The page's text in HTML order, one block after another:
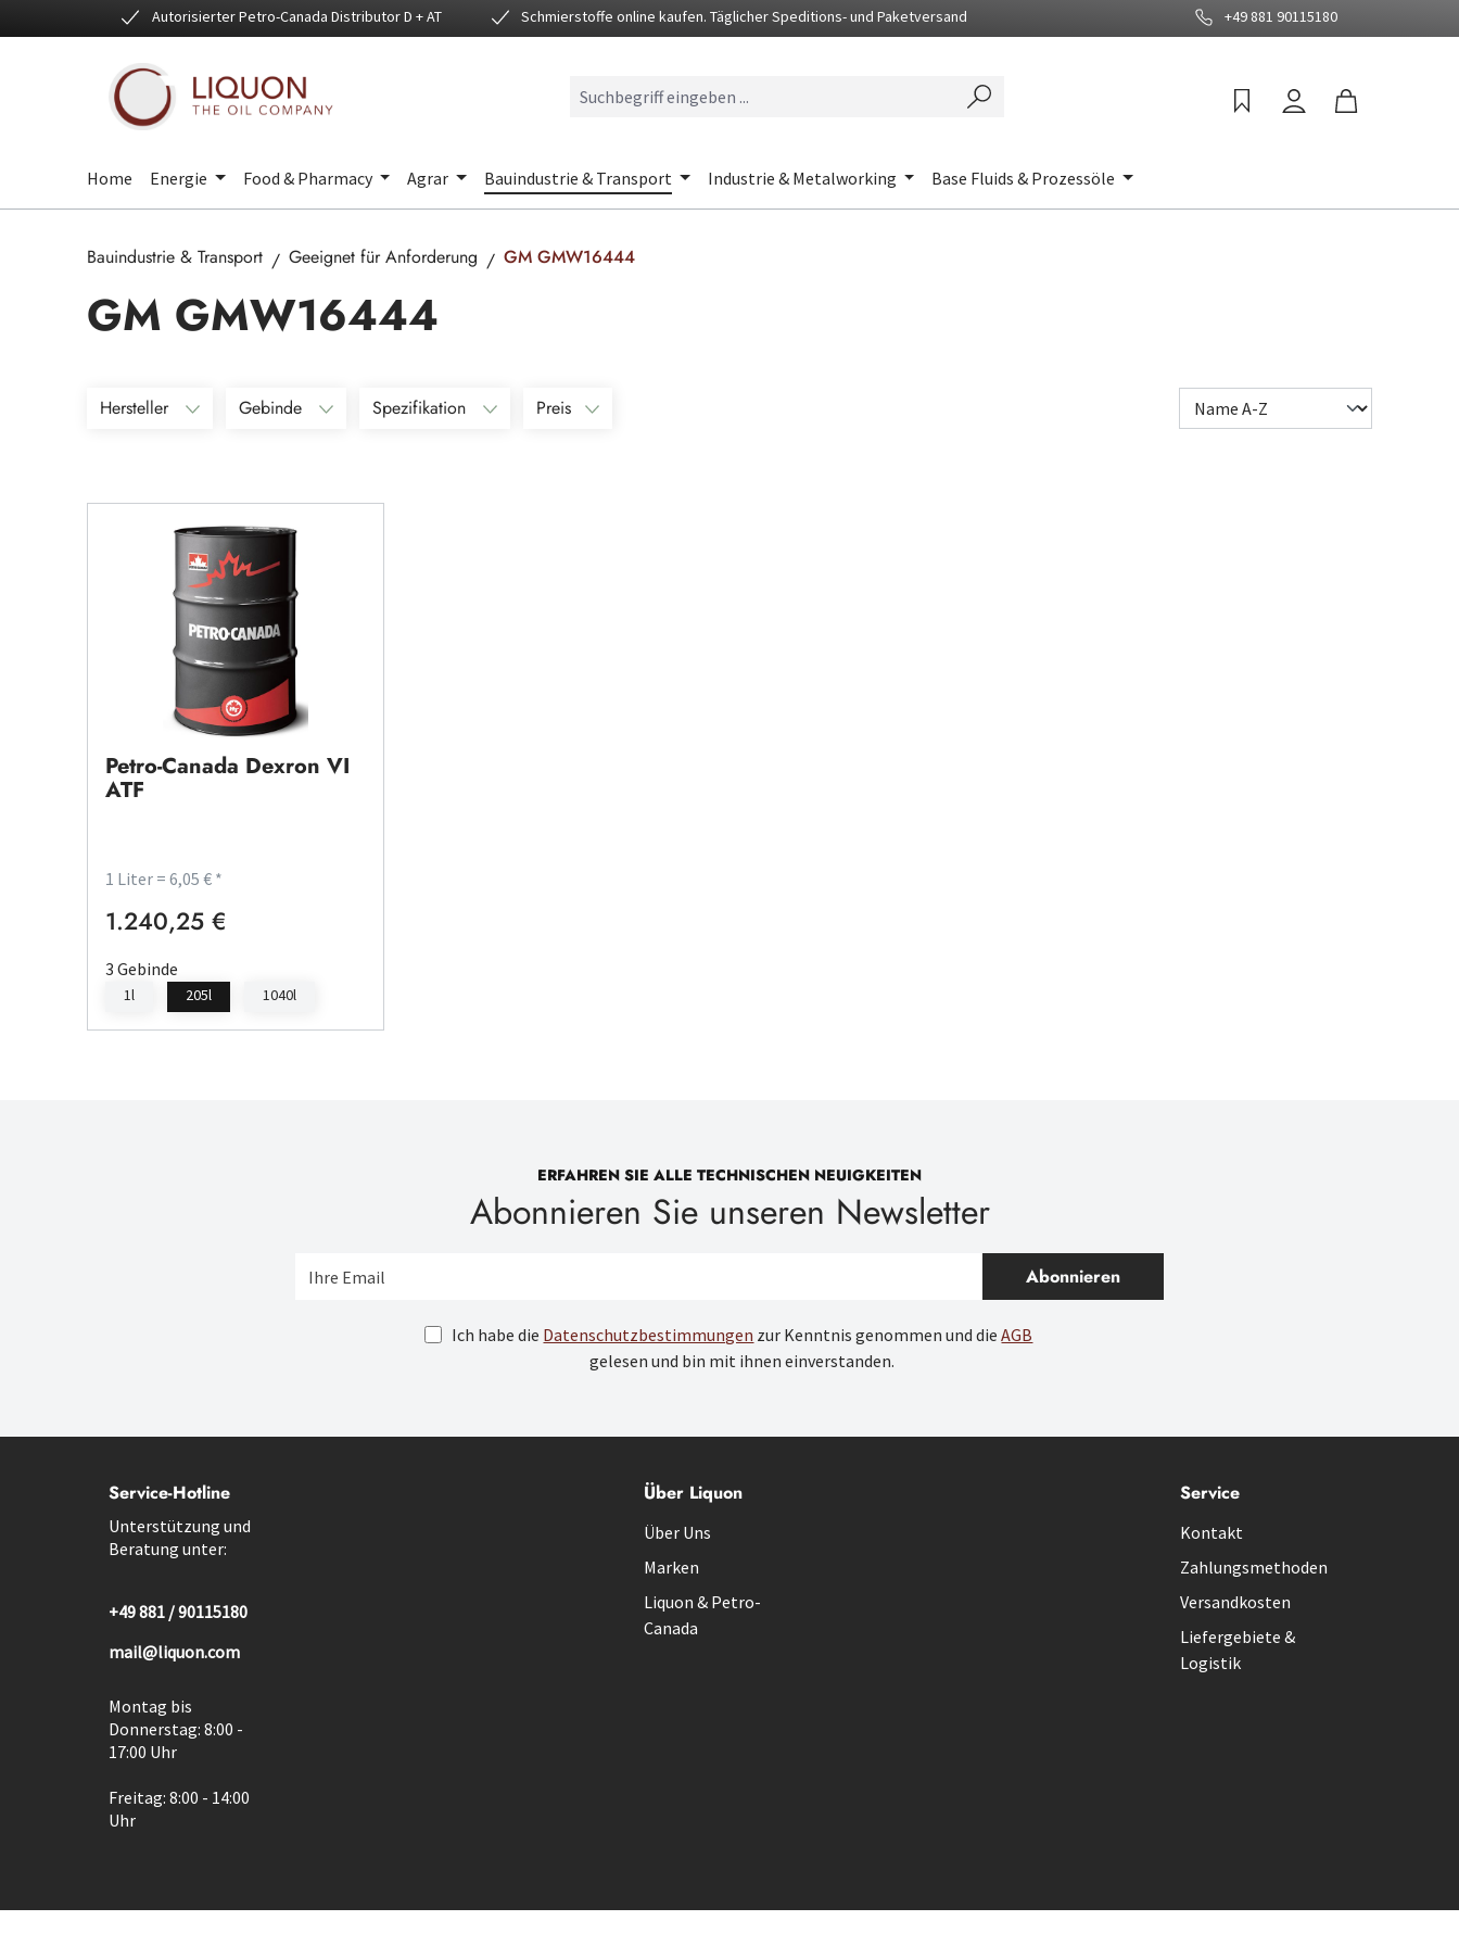
Hauptinhalt springen
Zur Suche springen
Zur Hauptnavigation springenAutorisierter Petro-Canada Distributor D + AT Schmierstoffe online kaufen. Täglicher Speditions- und Paketversand +49 881 90115180
Home Energie Food & Pharmacy Agrar Bauindustrie & Transport Industrie & Metalworking Base Fluids & Prozessöle
Bauindustrie & Transport Geeignet für Anforderung GM GMW16444
GM GMW16444
Hersteller Gebinde Spezifikation Preis
Petro-Canada Dexron VI
ATF
1 Liter = 6,05 € *
Regulärer Preis:
1.240,25 €
3 Gebinde
1l 205l 1040l
ERFAHREN SIE ALLE TECHNISCHEN NEUIGKEITEN
Abonnieren Sie unseren Newsletter
Abonnieren
Ich habe die Datenschutzbestimmungen zur Kenntnis genommen und dieAGB
gelesen und bin mit ihnen einverstanden.
Service-Hotline
Unterstützung und
Beratung unter:
+49 881 / 90115180
mail@liquon.com
Montag bis
Donnerstag: 8:00 -
17:00 Uhr
Freitag: 8:00 - 14:00
Uhr
Über Liquon
Über Uns
Marken
Liquon & Petro-
Canada
Service
Kontakt
Zahlungsmethoden
Versandkosten
Liefergebiete &
Logistik